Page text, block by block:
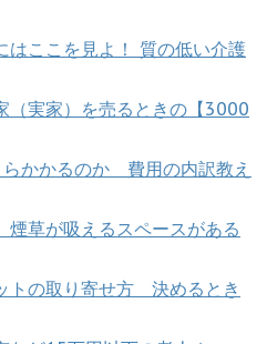
はここを見よ！ 質の低い介護
（実家）を売るときの【3000
かかるのか 費用の内訳教え
草が吸えるスペースがある
の取り寄せ方 決めるとき